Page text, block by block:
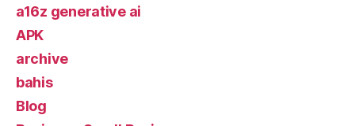
a16z generative ai
APK
archive
bahis
Blog